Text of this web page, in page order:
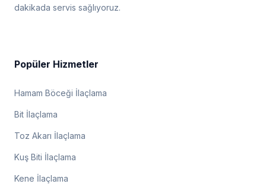
dakikada servis sağlıyoruz.
Popüler Hizmetler
Hamam Böceği İlaçlama
Bit İlaçlama
Toz Akarı İlaçlama
Kuş Biti İlaçlama
Kene İlaçlama